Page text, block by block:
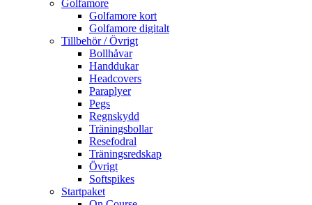
Golfamore
Golfamore kort
Golfamore digitalt
Tillbehör / Övrigt
Bollhåvar
Handdukar
Headcovers
Paraplyer
Pegs
Regnskydd
Träningsbollar
Resefodral
Träningsredskap
Övrigt
Softspikes
Startpaket